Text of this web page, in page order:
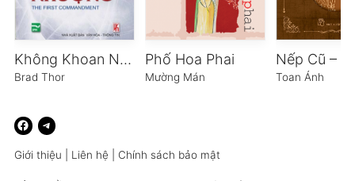
Không Khoan Nhượng
Brad Thor
Phố Hoa Phai
Mường Mán Toan Ánh
Giới thiệu Liên hệ Chính sách bảo mật